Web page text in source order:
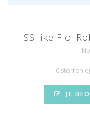
SS like Flo:
0 sterren
JE